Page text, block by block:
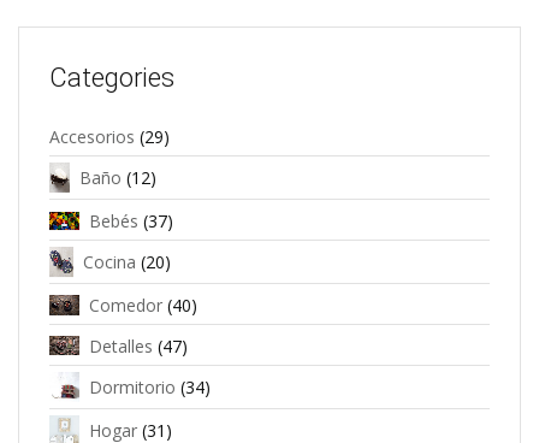
Categories
Accesorios (29)
Baño (12)
Bebés (37)
Cocina (20)
Comedor (40)
Detalles (47)
Dormitorio (34)
Hogar (31)